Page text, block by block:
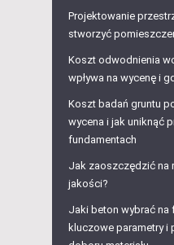
Projektowanie
stworzyć
Koszt odwodnienia
wpływa na wycenę i
Koszt badań gruntu
wycena i jak uniknąć
fundamentach
Jak zaoszczędzić na
jakości?
Jaki beton wybrać na
kluczowe parametry i